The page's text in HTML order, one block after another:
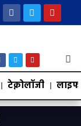
टेक्नोलॉजी